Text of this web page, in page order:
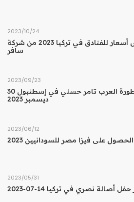
24‏/10‏/2023
أرخص أسعار للفنادق في تركيا 2023 من شركة
سافر
23‏/09‏/2023
حفل إسطورة العرب تامر حسني في إسطنبول 30
ديسمبر 2023
12‏/06‏/2023
الحصول على فيزا مصر للسودانيين 2023
31‏/05‏/2023
أصالة نصري في تركيا 14-07-2023